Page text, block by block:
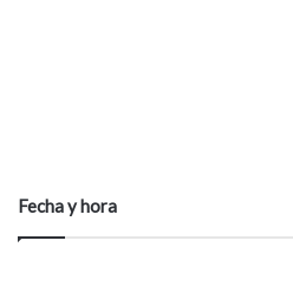
Fecha y hora